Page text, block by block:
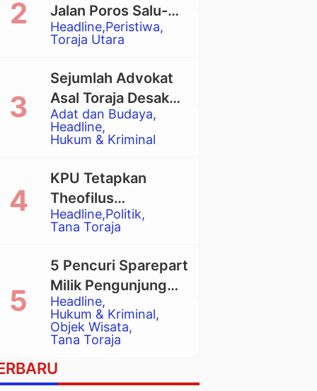
Headline Peristiwa
Toraja Utara
Jalan Poros Salu-
Dende’ Tertutup
Total
Adat dan Budaya
Headline
Hukum & Kriminal
Sejumlah Advokat
Asal Toraja Desak
Mahkamah Agung
Larang Penggunaan
Eksekusi Rumah
Adat Tongkonan
Headline Politik
Tana Toraja
KPU Tetapkan
Theofilus
Allorerung dan
Zadrak Tombe
sebagai Bupati dan
Wakil Bupati Tana
Toraja Terpilih
Headline
Hukum & Kriminal
Objek Wisata
Tana Toraja
5 Pencuri Sparepart
Milik Pengunjung
Objek Wisata
Pango-Pango
Ditangkap Polisi